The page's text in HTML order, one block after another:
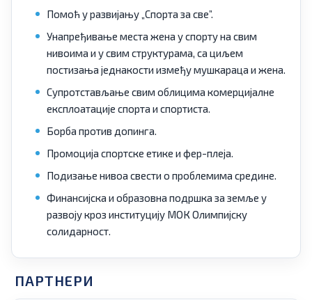
Помоћ у развијању „Спорта за све”.
Унапређивање места жена у спорту на свим
нивоима и у свим структурама, са циљем
постизања једнакости између мушкараца и жена.
Супротстављање свим облицима комерцијалне
експлоатације спорта и спортиста.
Борба против допинга.
Промоција спортске етике и фер-плеја.
Подизање нивоа свести о проблемима средине.
Финансијска и образовна подршка за земље у
развоју кроз институцију МОК Олимпијску
солидарност.
ПАРТНЕРИ